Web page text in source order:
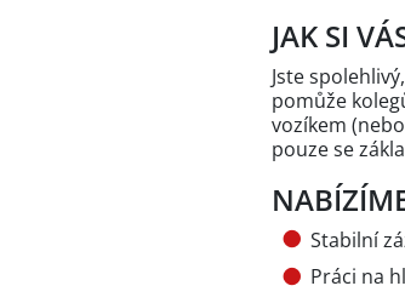
JAK SI
Jste
pomůže
vozíkem
pouze se
Stabilní
Práci na